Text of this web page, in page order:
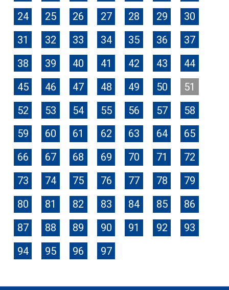
24
25 26 27 28 29
30
31
32 33 34 35 36
37
38
39 40 41 42 43
44
45
46 47 48 49 50
51
52
53 54 55 56 57
58
59
60 61 62 63 64
65
66
67 68 69 70 71
72
73
74 75 76 77 78
79
80
81 82 83 84 85
86
87
88 89 90 91 92
93
94
95 96 97